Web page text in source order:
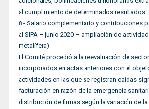
al cumplimiento de determinados resultados.
8.- Salario complementario y contribuciones
al SIPA – junio 2020 – ampliación de
metalífera)
El Comité procedió a la reevaluación de
incorporados en actas anteriores con el
actividades en las que se registran caídas
facturación en razón de la emergencia
distribución de firmas según la variación de